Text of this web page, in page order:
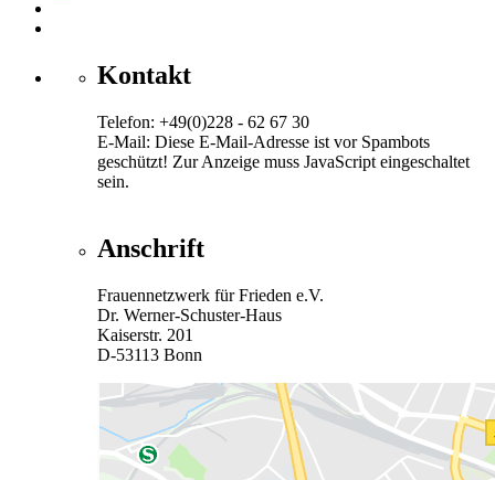
Kontakt
Telefon: +49(0)228 - 62 67 30
E-Mail: Diese E-Mail-Adresse ist vor Spambots
geschützt! Zur Anzeige muss JavaScript eingeschaltet
sein.
Anschrift
Frauennetzwerk für Frieden e.V.
Dr. Werner-Schuster-Haus
Kaiserstr. 201
D-53113 Bonn